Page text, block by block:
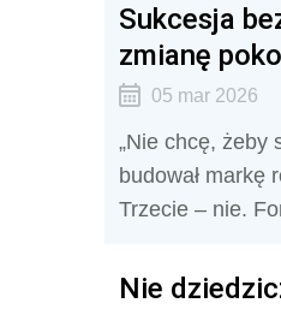
Sukcesja
zmianę
05 mar 2026
„Nie chcę, żeby
budował markę
Trzecie – nie.
Nie